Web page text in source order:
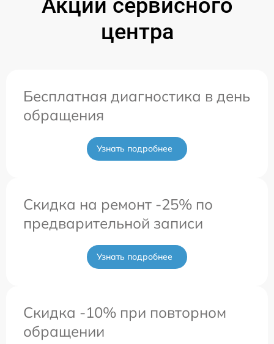
Акции сервисного
центра
Бесплатная диагностика в день
обращения
Узнать подробнее
Скидка на ремонт -25% по
предварительной записи
Узнать подробнее
Скидка -10% при повторном
обращении